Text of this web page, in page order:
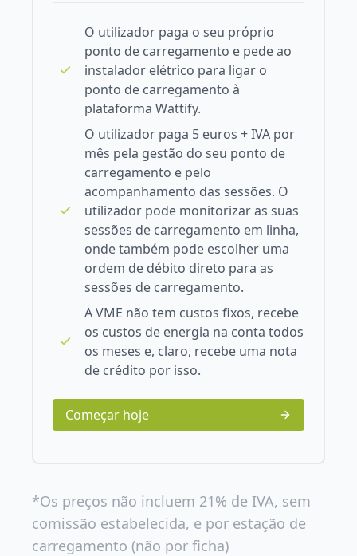
O utilizador paga o seu próprio
ponto de carregamento e pede ao
instalador elétrico para ligar o
ponto de carregamento à
plataforma Wattify.
O utilizador paga 5 euros + IVA por
mês pela gestão do seu ponto de
carregamento e pelo
acompanhamento das sessões. O
utilizador pode monitorizar as suas
sessões de carregamento em linha,
onde também pode escolher uma
ordem de débito direto para as
sessões de carregamento.
A VME não tem custos fixos, recebe
os custos de energia na conta todos
os meses e, claro, recebe uma nota
de crédito por isso.
Começar hoje
*Os preços não incluem 21% de IVA, sem
comissão estabelecida, e por estação de
carregamento (não por ficha)